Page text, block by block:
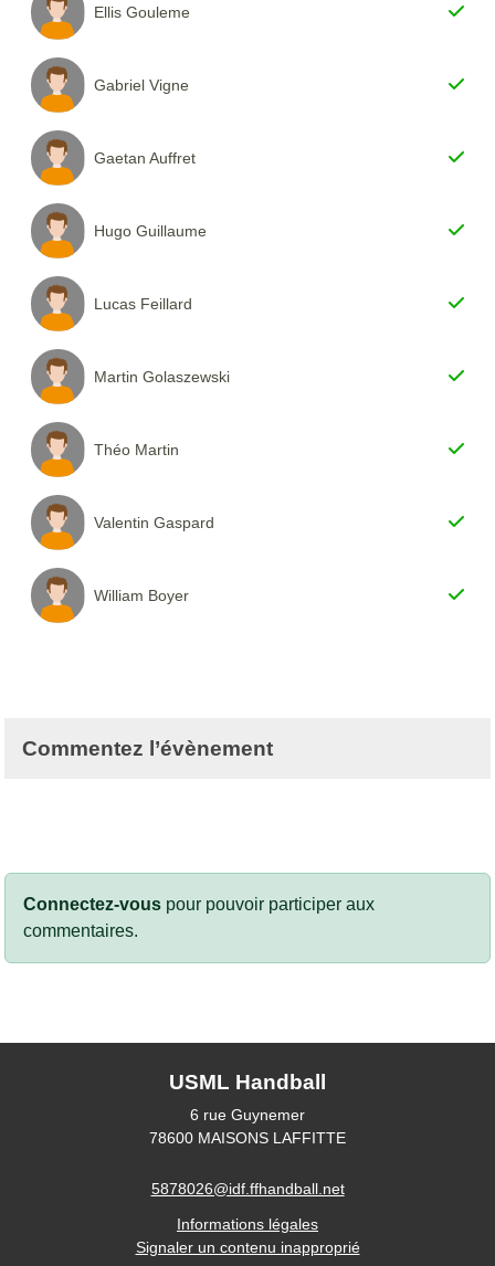
Ellis Gouleme
Gabriel Vigne
Gaetan Auffret
Hugo Guillaume
Lucas Feillard
Martin Golaszewski
Théo Martin
Valentin Gaspard
William Boyer
Commentez l’évènement
Connectez-vous pour pouvoir participer aux
commentaires.
USML Handball
6 rue Guynemer
78600 MAISONS LAFFITTE
5878026@idf.ffhandball.net
Informations légales
Signaler un contenu inapproprié